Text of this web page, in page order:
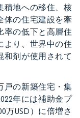
積地への移住、核
体の住宅建設を牽
率の低下と高層住
より、世界中の住
和剤が使用されて
戸の新築住宅・集
年には補助金プ
万USD）に倍増さ